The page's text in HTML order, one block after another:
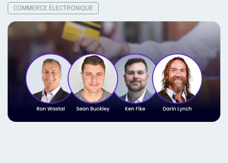
COMMERCE ÉLECTRONIQUE